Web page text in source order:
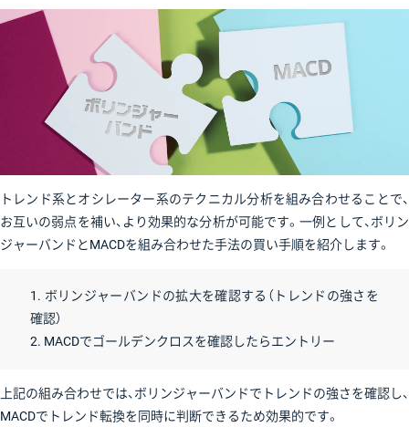
トレンド系とオシレーター系のテクニカル分析を組み合わせることで、
お互いの弱点を補い、より効果的な分析が可能です。一例として、ボリン
ジャーバンドとMACDを組み合わせた手法の買い手順を紹介します。
1. ボリンジャーバンドの拡大を確認する（トレンドの強さを
確認）
2. MACDでゴールデンクロスを確認したらエントリー
上記の組み合わせでは、ボリンジャーバンドでトレンドの強さを確認し、
MACDでトレンド転換を同時に判断できるため効果的です。